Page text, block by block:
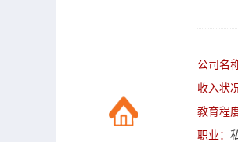
公司名
收入状
教育程
职业：